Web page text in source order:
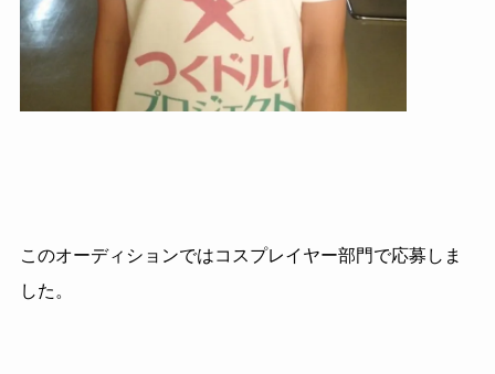
このオーディションではコスプレイヤー部門で応募しま
した。